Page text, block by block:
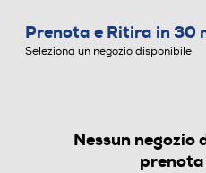
SPAZZOLINI ELETTRICI
Prenota e Ritira in 30
Seleziona un negozio disponibile
Nessun negozio